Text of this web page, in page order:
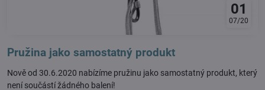
01
07/20
Pružina jako samostatný produkt
Nově od 30.6.2020 nabízíme pružinu jako samostatný produkt, který
není součástí žádného balení!